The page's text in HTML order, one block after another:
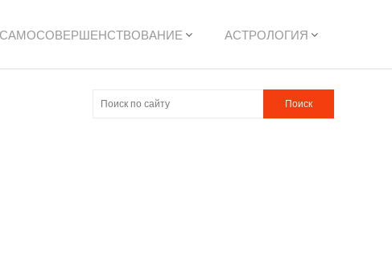
САМОСОВЕРШЕНСТВОВАНИЕ АСТРОЛОГИЯ